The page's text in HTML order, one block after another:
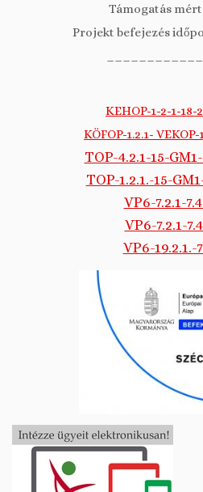
Támogatás
Projekt befejezés
KEHOP-1-2-1-18-
KÖFOP-1.2.1-
TOP-4.2.1-15-
TOP-1.2.1.-15-
VP6-7.2.1-
VP6-7.2.1-
VP6-19.2.1.-